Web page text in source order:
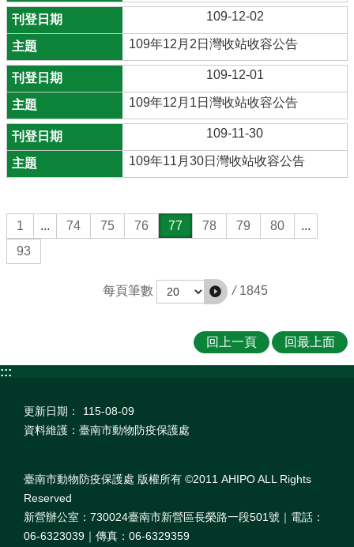
109-12-02
109年12月2日灣收站收容公告
109-12-01
109年12月1日灣收站收容公告
109-11-30
109年11月30日灣收站收容公告
1 ... 74 75 76 77 78 79 80
...
93
每頁筆數 / 1845
回上一頁 回最上面
:::
更新日期：
115-08-09
資料維護：臺南市動物防疫保護處
臺南市動物防疫保護處 版權所有 ©2011 AHIPO ALL Rights
Reserved
新營辦公室：730024臺南市新營區長榮路一段501號｜電話：
06-6323039｜傳真：06-6329359